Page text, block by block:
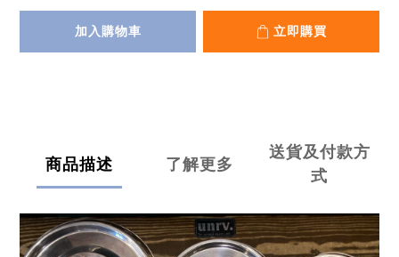
加入購物車 立即購買
商品描述 了解更多
送貨及付款方
式